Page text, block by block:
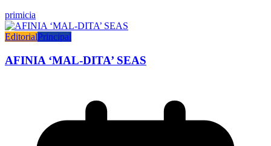
primicia
EditorialPrincipal
AFINIA ‘MAL-DITA’ SEAS